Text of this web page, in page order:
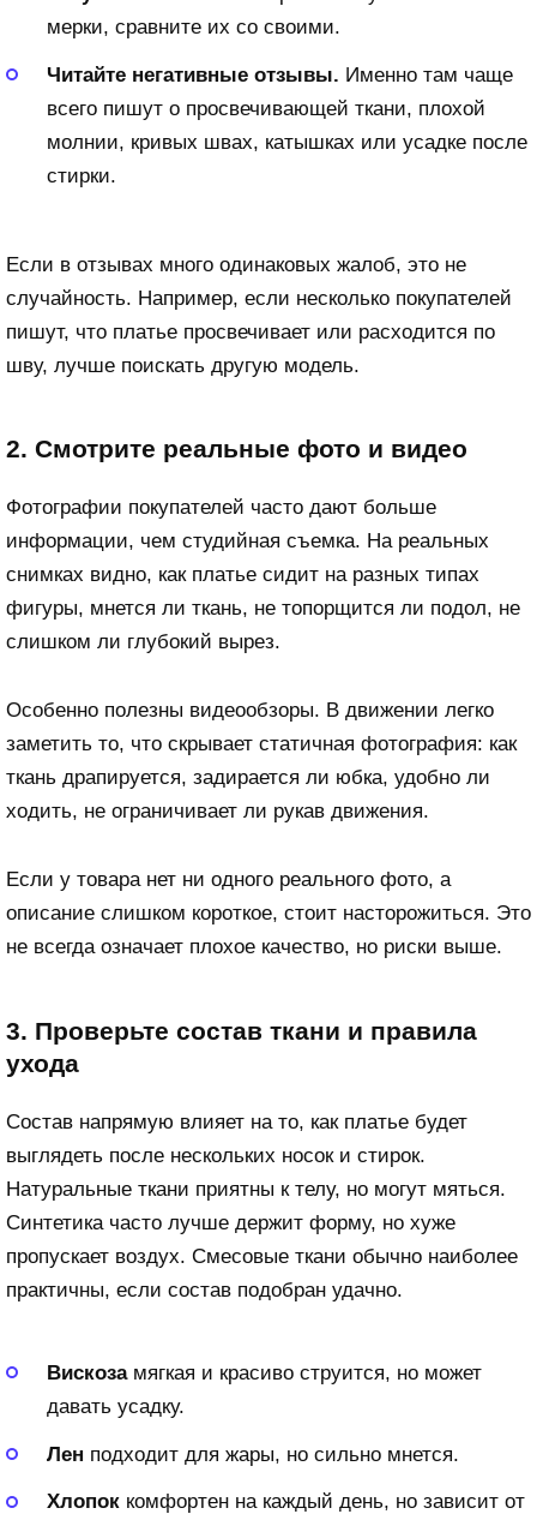
мерки, сравните их со своими.
Читайте негативные отзывы. Именно там чаще
всего пишут о просвечивающей ткани, плохой
молнии, кривых швах, катышках или усадке после
стирки.
Если в отзывах много одинаковых жалоб, это не
случайность. Например, если несколько покупателей
пишут, что платье просвечивает или расходится по
шву, лучше поискать другую модель.
2. Смотрите реальные фото и видео
Фотографии покупателей часто дают больше
информации, чем студийная съемка. На реальных
снимках видно, как платье сидит на разных типах
фигуры, мнется ли ткань, не топорщится ли подол, не
слишком ли глубокий вырез.
Особенно полезны видеообзоры. В движении легко
заметить то, что скрывает статичная фотография: как
ткань драпируется, задирается ли юбка, удобно ли
ходить, не ограничивает ли рукав движения.
Если у товара нет ни одного реального фото, а
описание слишком короткое, стоит насторожиться. Это
не всегда означает плохое качество, но риски выше.
3. Проверьте состав ткани и правила
ухода
Состав напрямую влияет на то, как платье будет
выглядеть после нескольких носок и стирок.
Натуральные ткани приятны к телу, но могут мяться.
Синтетика часто лучше держит форму, но хуже
пропускает воздух. Смесовые ткани обычно наиболее
практичны, если состав подобран удачно.
Вискозамягкая и красиво струится, но может
давать усадку.
Лен подходит для жары, но сильно мнется.
Хлопок комфортен на каждый день, но зависит от